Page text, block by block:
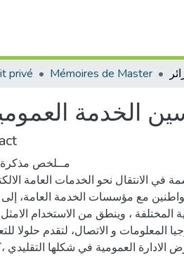
privé Mémoires de Master
الخدمة
مــلخص مذكرة
في الانتقال نحو الخدمات العامة
مع مؤسسات الخدمة العامة،
المختلفة ، وينطق من الاستخدام
المعلومات و الاتصال، لتقدم حلولا
الادارة العمومية في شكلها التقليدي